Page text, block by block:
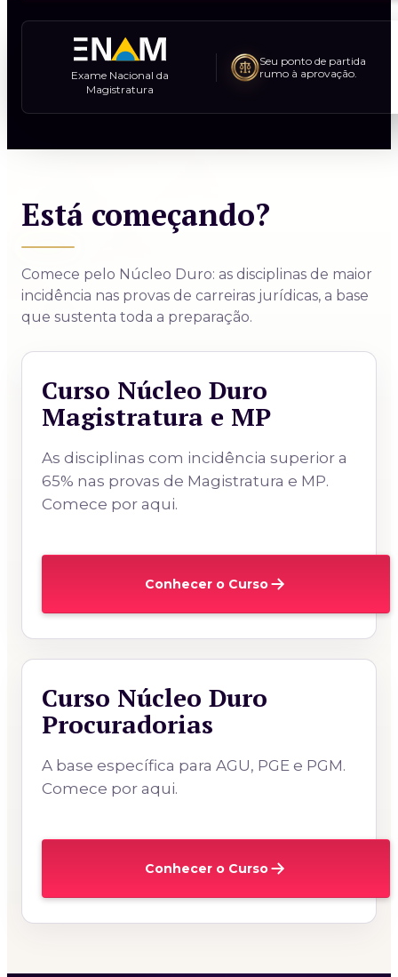
Exame Nacional da
Magistratura
Seu ponto de partida
rumo à aprovação.
Está começando?
Comece pelo Núcleo Duro: as disciplinas de maior
incidência nas provas de carreiras jurídicas, a base
que sustenta toda a preparação.
Curso Núcleo Duro
Magistratura e MP
As disciplinas com incidência superior a
65% nas provas de Magistratura e MP.
Comece por aqui.
Conhecer o Curso
Curso Núcleo Duro
Procuradorias
A base específica para AGU, PGE e PGM.
Comece por aqui.
Conhecer o Curso